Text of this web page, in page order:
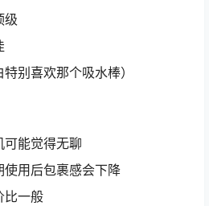
级
别喜欢那个吸水棒）
可能觉得无聊
用后包裹感会下降
比一般